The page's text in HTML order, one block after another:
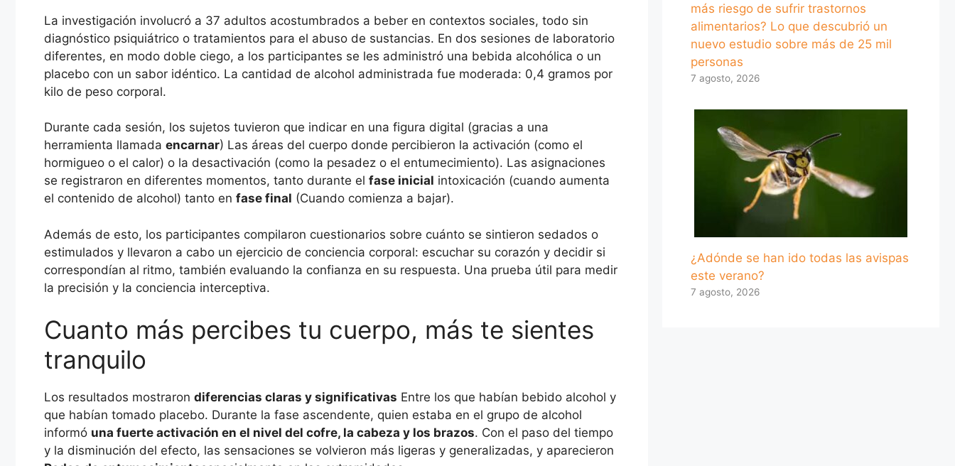
La investigación involucró a 37 adultos acostumbrados a beber en contextos sociales, todo sin
diagnóstico psiquiátrico o tratamientos para el abuso de sustancias. En dos sesiones de laboratorio
diferentes, en modo doble ciego, a los participantes se les administró una bebida alcohólica o un
placebo con un sabor idéntico. La cantidad de alcohol administrada fue moderada: 0,4 gramos por
kilo de peso corporal.
Durante cada sesión, los sujetos tuvieron que indicar en una figura digital (gracias a una
herramienta llamada encarnar) Las áreas del cuerpo donde percibieron la activación (como el
hormigueo o el calor) o la desactivación (como la pesadez o el entumecimiento). Las asignaciones
se registraron en diferentes momentos, tanto durante el fase inicial intoxicación (cuando aumenta
el contenido de alcohol) tanto en fase final (Cuando comienza a bajar).
Además de esto, los participantes compilaron cuestionarios sobre cuánto se sintieron sedados o
estimulados y llevaron a cabo un ejercicio de conciencia corporal: escuchar su corazón y decidir si
correspondían al ritmo, también evaluando la confianza en su respuesta. Una prueba útil para medir
la precisión y la conciencia interceptiva.
Cuanto más percibes tu cuerpo, más te sientes
tranquilo
Los resultados mostraron diferencias claras y significativas Entre los que habían bebido alcohol y
que habían tomado placebo. Durante la fase ascendente, quien estaba en el grupo de alcohol
informó una fuerte activación en el nivel del cofre, la cabeza y los brazos. Con el paso del tiempo
y la disminución del efecto, las sensaciones se volvieron más ligeras y generalizadas, y aparecieron
más riesgo de sufrir trastornos
alimentarios? Lo que descubrió un
nuevo estudio sobre más de 25 mil
personas
7 agosto, 2026
¿Adónde se han ido todas las avispas
este verano?
7 agosto, 2026